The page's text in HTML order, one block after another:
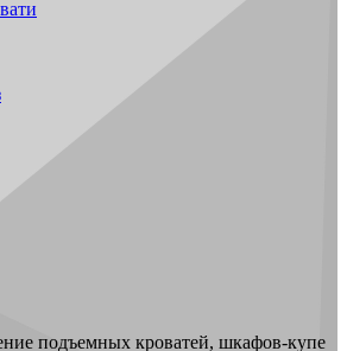
подъемных кроватей, шкафов-купе